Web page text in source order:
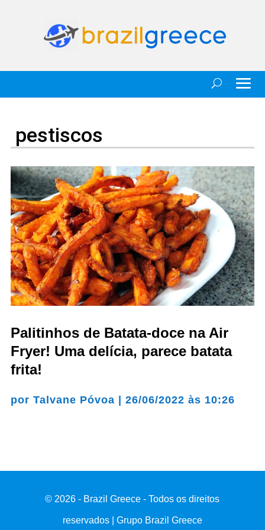
pestiscos
Palitinhos de Batata-doce na Air
Fryer! Uma delícia, parece batata
frita!
por Talvane Póvoa 26/06/2022 às 10:26
© 2026 - Brazil Greece - Todos os direitos
reservados | Grupo Brazil Greece